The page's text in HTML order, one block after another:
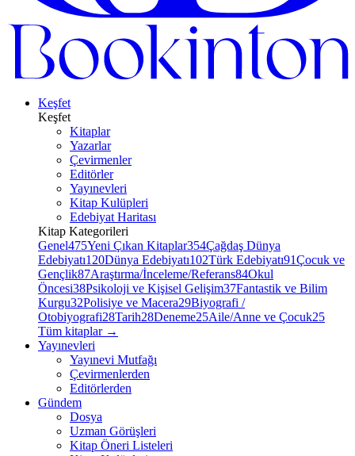
Keşfet
Keşfet
Kitaplar
Yazarlar
Çevirmenler
Editörler
Yayınevleri
Kitap Kulüpleri
Edebiyat Haritası
Kitap Kategorileri
Genel475Yeni Çıkan Kitaplar354Çağdaş Dünya
Edebiyatı120Dünya Edebiyatı102Türk Edebiyatı91Çocuk ve
Gençlik87Araştırma/İnceleme/Referans84Okul
Öncesi38Psikoloji ve Kişisel Gelişim37Fantastik ve Bilim
Kurgu32Polisiye ve Macera29Biyografi /
Otobiyografi28Tarih28Deneme25Aile/Anne ve Çocuk25
Tüm kitaplar →
Yayınevleri
Yayınevi Mutfağı
Çevirmenlerden
Editörlerden
Gündem
Dosya
Uzman Görüşleri
Kitap Öneri Listeleri